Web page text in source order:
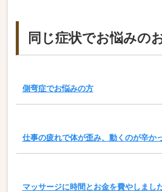
同じ症状でお悩みの
側弯症でお悩みの方
仕事の疲れで体が歪み、動くのが辛か
マッサージに時間とお金を費やしました